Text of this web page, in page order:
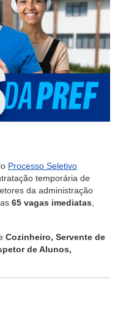
Processo Seletivo
temporária de
da administração
65 vagas imediatas,
Cozinheiro, Servente de
de Alunos,